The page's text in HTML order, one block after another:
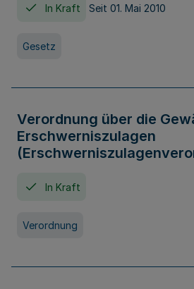
In Kraft Seit 01. Mai 2010
Gesetz
Verordnung über die
Erschwerniszulagen
In Kraft
Verordnung